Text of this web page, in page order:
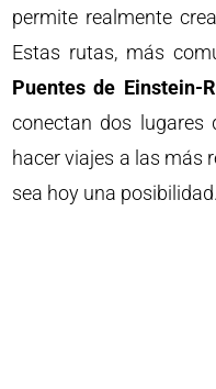
permite realmente
Estas rutas, más
Puentes de Einstein-
conectan dos lugares
hacer viajes a las más
sea hoy una posibilidad.